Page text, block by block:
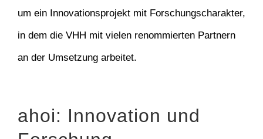
um ein Innovationsprojekt mit Forschungscharakter,
in dem die VHH mit vielen renommierten Partnern
an der Umsetzung arbeitet.
ahoi: Innovation und